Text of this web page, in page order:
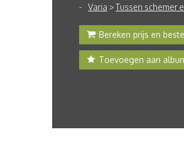
Varia >Tussen schemer
Bereken prijs en
Toevoegen aan